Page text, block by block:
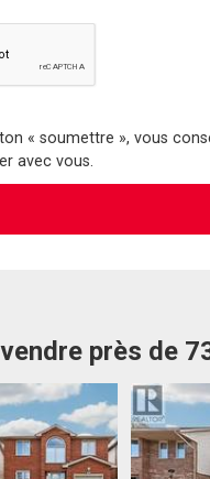
« soumettre », vous
avec vous.
près de